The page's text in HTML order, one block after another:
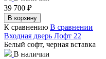
39 700 ₽
В корзину
К сравнению В сравнении
Входная дверь Лофт 22
Белый софт, черная вставка
В наличии